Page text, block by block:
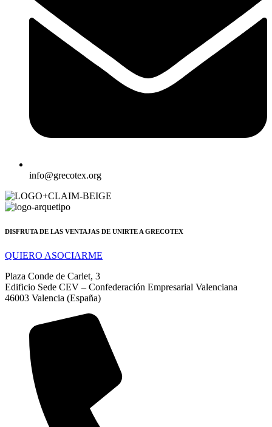
info@grecotex.org
DISFRUTA DE LAS VENTAJAS DE UNIRTE A GRECOTEX
QUIERO ASOCIARME
Plaza Conde de Carlet, 3
Edificio Sede CEV – Confederación Empresarial Valenciana
46003 Valencia (España)